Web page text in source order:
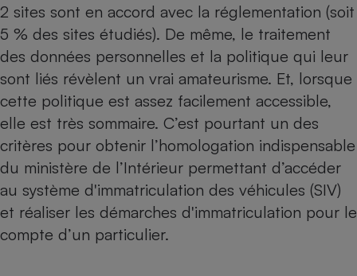
2 sites sont en accord avec la réglementation (soit
5 % des sites étudiés). De même, le traitement
des données personnelles et la politique qui leur
sont liés révèlent un vrai amateurisme. Et, lorsque
cette politique est assez facilement accessible,
elle est très sommaire. C’est pourtant un des
critères pour obtenir l’homologation indispensable
du ministère de l’Intérieur permettant d’accéder
au système d'immatriculation des véhicules (SIV)
et réaliser les démarches d'immatriculation pour le
compte d’un particulier.